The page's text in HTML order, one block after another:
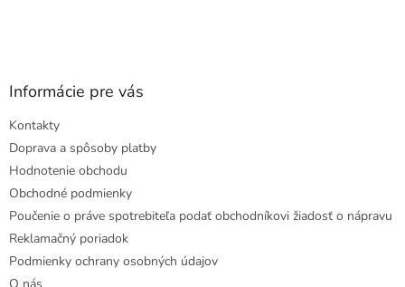
Informácie pre vás
Kontakty
Doprava a spôsoby platby
Hodnotenie obchodu
Obchodné podmienky
Poučenie o práve spotrebiteľa podať obchodníkovi žiadosť o nápravu
Reklamačný poriadok
Podmienky ochrany osobných údajov